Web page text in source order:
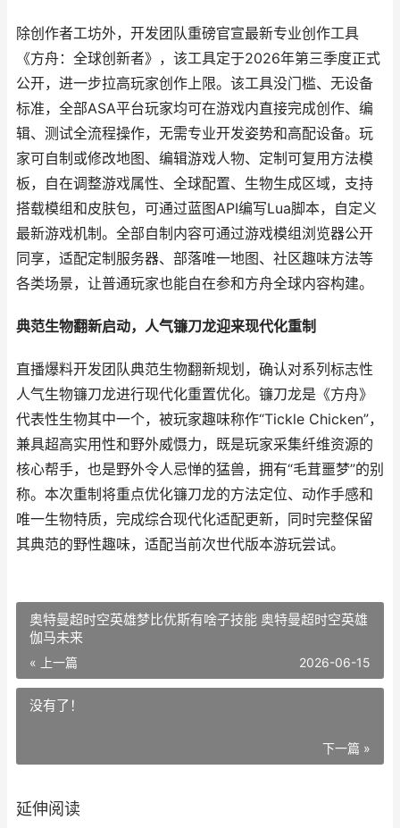
除创作者工坊外，开发团队重磅官宣最新专业创作工具
《方舟：全球创新者》，该工具定于2026年第三季度正式
公开，进一步拉高玩家创作上限。该工具没门槛、无设备
标准，全部ASA平台玩家均可在游戏内直接完成创作、编
辑、测试全流程操作，无需专业开发姿势和高配设备。玩
家可自制或修改地图、编辑游戏人物、定制可复用方法模
板，自在调整游戏属性、全球配置、生物生成区域，支持
搭载模组和皮肤包，可通过蓝图API编写Lua脚本，自定义
最新游戏机制。全部自制内容可通过游戏模组浏览器公开
同享，适配定制服务器、部落唯一地图、社区趣味方法等
各类场景，让普通玩家也能自在参和方舟全球内容构建。
典范生物翻新启动，人气镰刀龙迎来现代化重制
直播爆料开发团队典范生物翻新规划，确认对系列标志性
人气生物镰刀龙进行现代化重置优化。镰刀龙是《方舟》
代表性生物其中一个，被玩家趣味称作“Tickle Chicken”，
兼具超高实用性和野外威慑力，既是玩家采集纤维资源的
核心帮手，也是野外令人忌惮的猛兽，拥有“毛茸噩梦”的别
称。本次重制将重点优化镰刀龙的方法定位、动作手感和
唯一生物特质，完成综合现代化适配更新，同时完整保留
其典范的野性趣味，适配当前次世代版本游玩尝试。
奥特曼超时空英雄梦比优斯有啥子技能 奥特曼超时空英雄
伽马未来
« 上一篇 2026-06-15
没有了！
下一篇 »
延伸阅读